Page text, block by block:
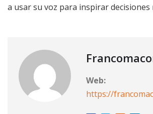
a usar su voz para inspirar decisiones
Web:
https://